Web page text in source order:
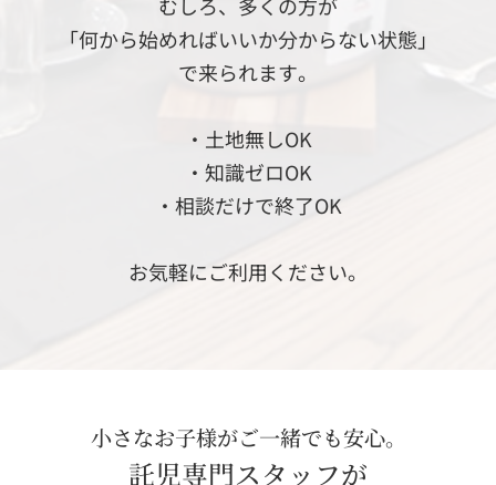
「何から始めればいいか分からない状態」
で来られます。
・土地無しOK
・知識ゼロOK
・相談だけで終了OK
お気軽にご利用ください。
小さなお子様がご一緒でも安心。
託児専門スタッフが